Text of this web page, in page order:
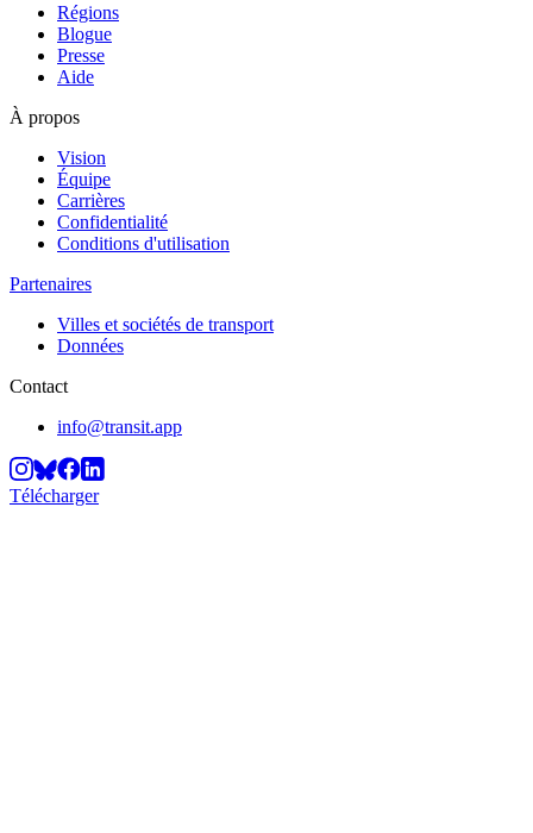
Régions
Blogue
Presse
Aide
À propos
Vision
Équipe
Carrières
Confidentialité
Conditions d'utilisation
Partenaires
Villes et sociétés de transport
Données
Contact
info@transit.app
Télécharger